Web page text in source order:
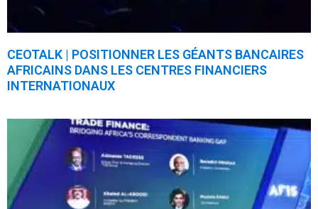
CEOTALK | POSITIONNER LES GÉANTS BANCAIRES
AFRICAINS DANS LES CENTRES FINANCIERS
INTERNATIONAUX